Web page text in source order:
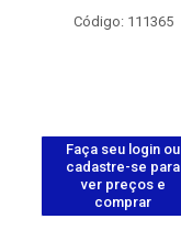
Código: 111365
Faça seu login ou
cadastre-se para
ver preços e
comprar